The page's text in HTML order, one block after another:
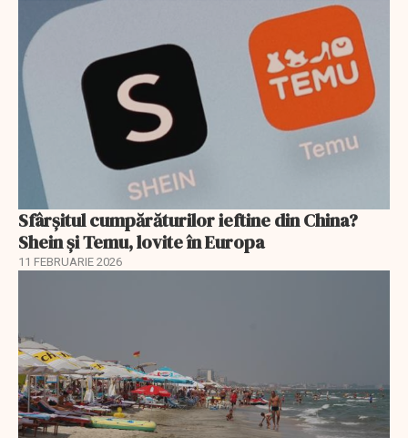
Sfârșitul cumpărăturilor ieftine din China?
Shein și Temu, lovite în Europa
11 FEBRUARIE 2026